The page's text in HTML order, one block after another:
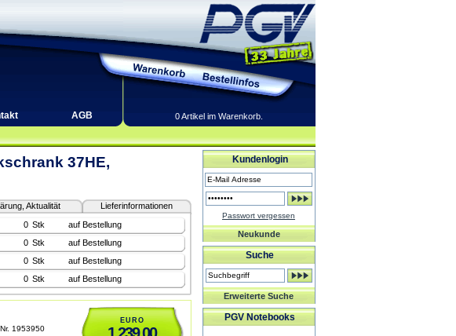
AGB 0 Artikel im Warenkorb.
37HE,
Aktualität
Lieferinformationen
0 Stk
auf Bestellung
0 Stk
auf Bestellung
0 Stk
auf Bestellung
0 Stk auf Bestellung
EURO
1953950
Kundenlogin
Passwort vergessen
Neukunde
Suche
Erweiterte Suche
PGV Notebooks